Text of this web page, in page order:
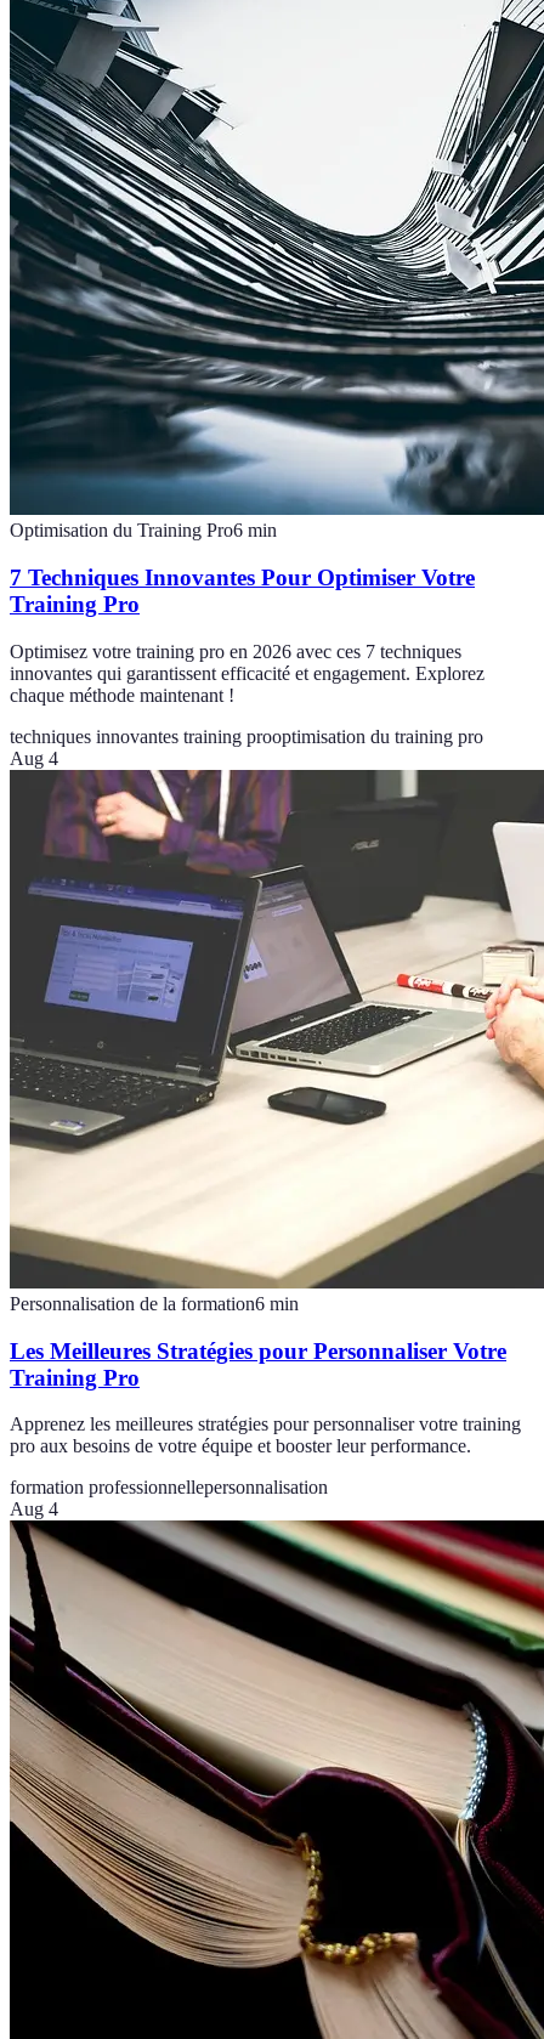
Optimisation du Training Pro6 min
7 Techniques Innovantes Pour Optimiser Votre
Training Pro
Optimisez votre training pro en 2026 avec ces 7 techniques
innovantes qui garantissent efficacité et engagement. Explorez
chaque méthode maintenant !
techniques innovantes training prooptimisation du training pro
Aug 4
Personnalisation de la formation6 min
Les Meilleures Stratégies pour Personnaliser Votre
Training Pro
Apprenez les meilleures stratégies pour personnaliser votre training
pro aux besoins de votre équipe et booster leur performance.
formation professionnellepersonnalisation
Aug 4